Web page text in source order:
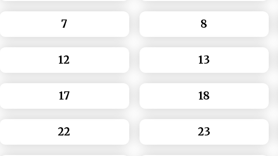
7 8
12 13
17 18
22 23